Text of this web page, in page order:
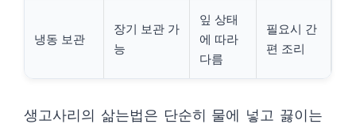
냉동 보관
장기 보관 가
능
잎 상태
에 따라
다름
필요시 간
편 조리
생고사리의 삶는법은 단순히 물에 넣고 끓이는